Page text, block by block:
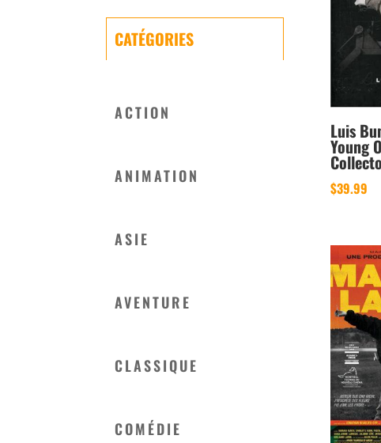
CATÉGORIES
ACTION
ANIMATION
ASIE
AVENTURE
CLASSIQUE
COMÉDIE
Luis
Young
$39.99